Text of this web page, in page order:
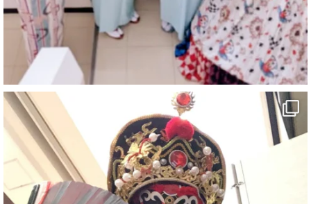
#企業公式がお疲れ様を言い合う
#旅行好きな人と繋がりたい
#一人旅
#女性マジシャン
#出張マジック
#マジシャン派遣
#イリュージョン
#和歌山県
#白浜町
#変面ショー
#イベント